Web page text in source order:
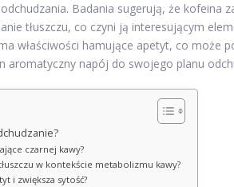
Badania sugerują, że kofeina
tłuszczu, co czyni ją interesującym
właściwości hamujące apetyt, co może
aromatyczny napój do swojego planu
czarnej kawy?
w kontekście metabolizmu kawy?
i zwiększa sytość?